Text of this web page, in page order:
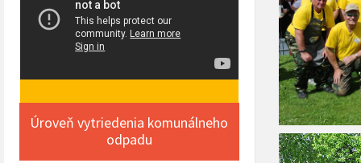
Úroveň vytriedenia komunálneho
odpadu